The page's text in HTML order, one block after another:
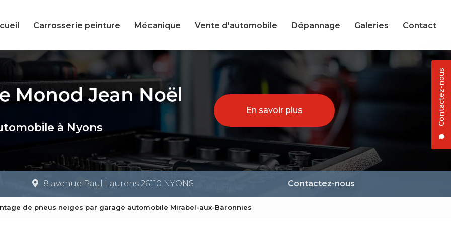
Contactez-nous
Carrosserie peinture Mécanique Vente d'automobile Dépannage Galeries Contact
à Nyons
En savoir plus
8 avenue Paul Laurens 26110 NYONS Contactez-nous
de pneus neiges par garage automobile Mirabel-aux-Baronnies